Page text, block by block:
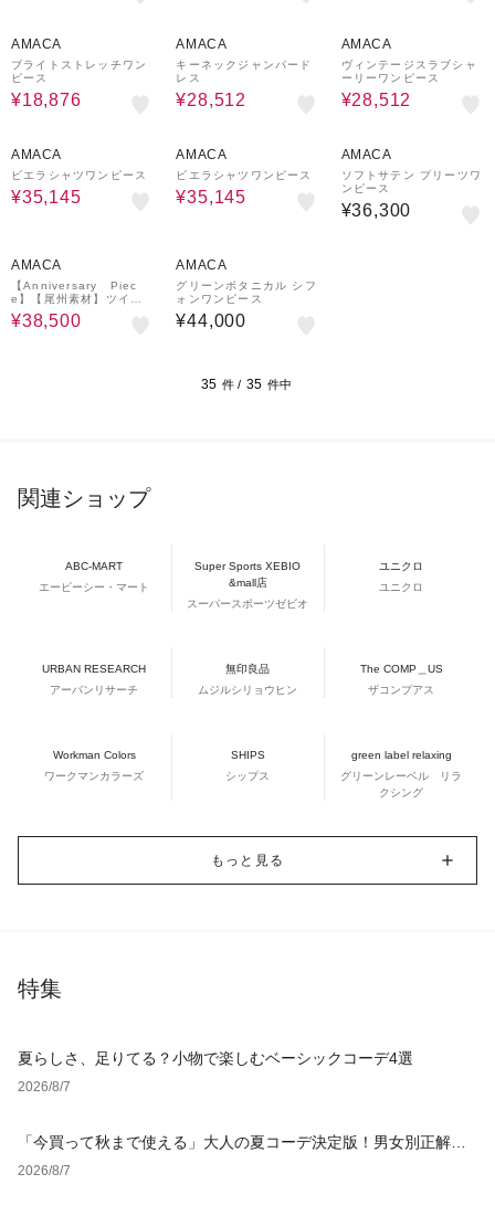
AMACA
ブライトストレッチワン
ピース
¥18,876
AMACA
キーネックジャンパード
レス
¥28,512
AMACA
ヴィンテージスラブシャ
ーリーワンピース
¥28,512
AMACA
ビエラシャツワンピース
¥35,145
AMACA
ビエラシャツワンピース
¥35,145
AMACA
ソフトサテン プリーツワ
ンピース
¥36,300
AMACA
【Anniversary Piec
e】【尾州素材】ツイー
ドジャンパードレス
¥38,500
AMACA
グリーンボタニカル シフ
ォンワンピース
¥44,000
35 件 / 35 件中
関連ショップ
ABC-MART
エービーシー・マート
Super Sports XEBIO
&mall店
スーパースポーツゼビオ
ユニクロ
ユニクロ
URBAN RESEARCH
アーバンリサーチ
無印良品
ムジルシリョウヒン
The COMP＿US
ザコンプアス
Workman Colors
ワークマンカラーズ
SHIPS
シップス
green label relaxing
グリーンレーベル リラ
クシング
もっと見る
特集
夏らしさ、足りてる？小物で楽しむベーシックコーデ4選
2026/8/7
「今買って秋まで使える」大人の夏コーデ決定版！男女別正解ス
タイルとNGな着こなし
2026/8/7